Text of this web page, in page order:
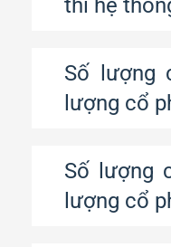
thì hệ
Số lượng
lượng cổ
Số lượng
lượng cổ